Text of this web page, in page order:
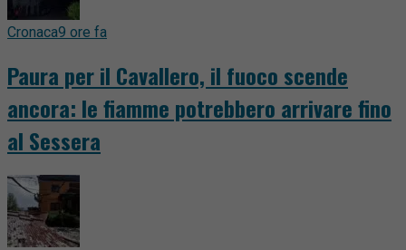
Cronaca9 ore fa
Paura per il Cavallero, il fuoco scende
ancora: le fiamme potrebbero arrivare fino
al Sessera